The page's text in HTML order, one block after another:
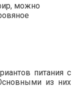
можно
питания с
из них